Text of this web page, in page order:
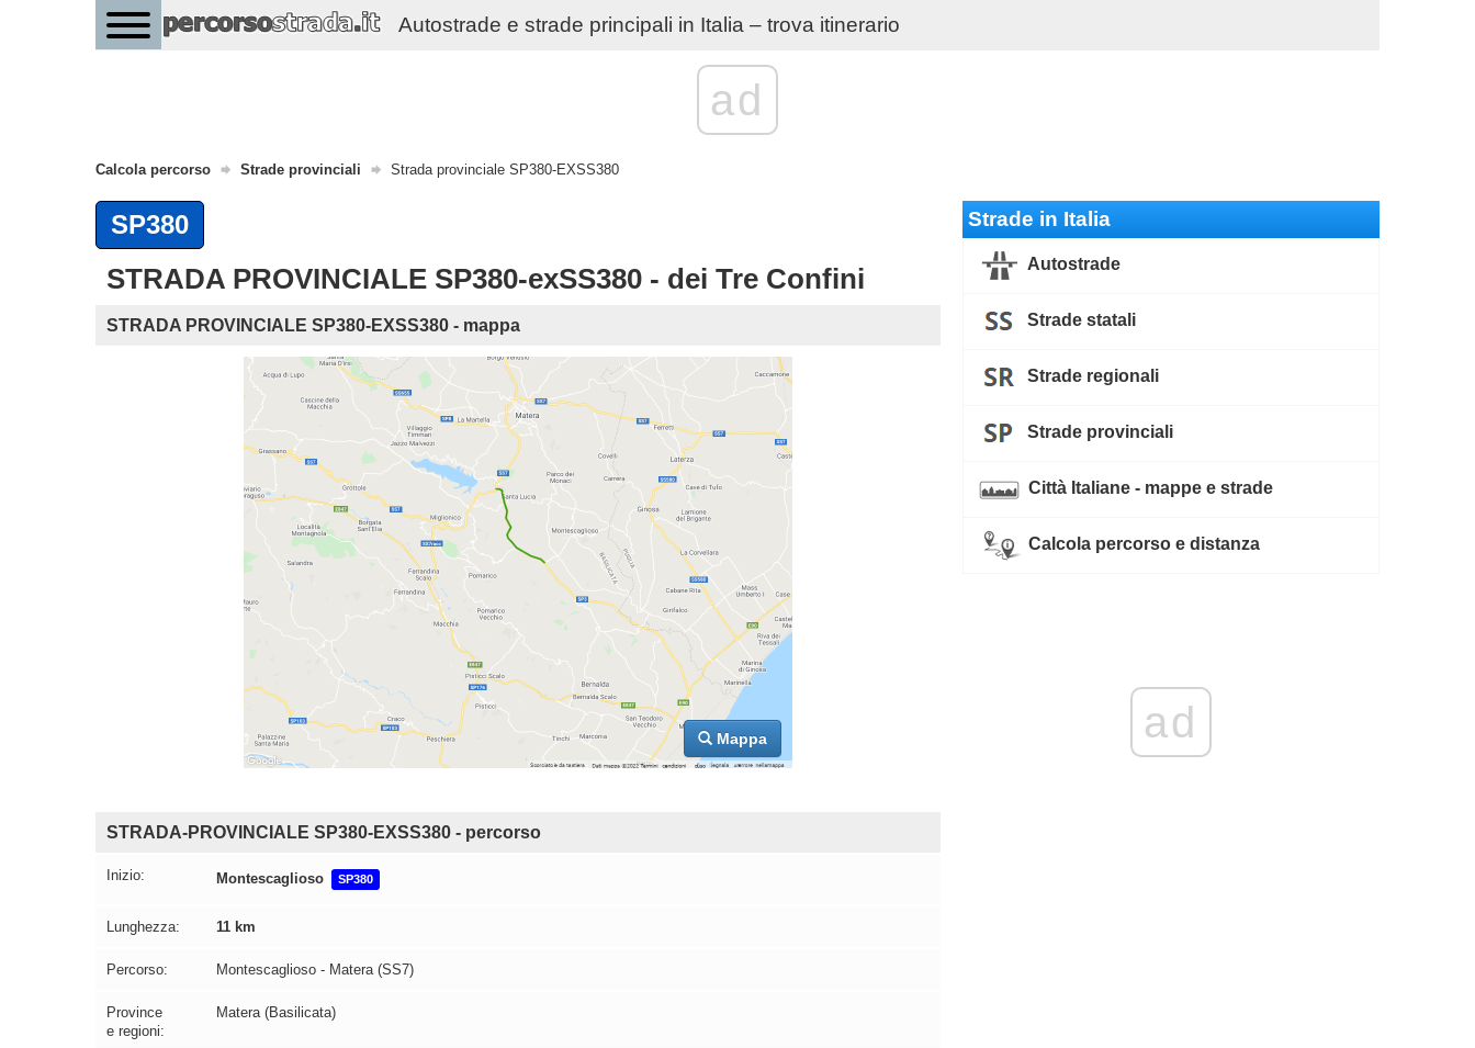
Autostrade e strade principali in Italia – trova itinerario
ad
Calcola percorso Strade provinciali Strada provinciale SP380-EXSS380
SP380
STRADA PROVINCIALE SP380-exSS380 - dei Tre Confini
STRADA PROVINCIALE SP380-EXSS380 - mappa
Mappa
STRADA-PROVINCIALE SP380-EXSS380 - percorso
Inizio: Montescaglioso SP380
Lunghezza: 11 km
Percorso: Montescaglioso - Matera (SS7)
Province
e regioni:
Matera (Basilicata)
Strade in Italia
Autostrade
Strade statali
Strade regionali
Strade provinciali
Città Italiane - mappe e strade
Calcola percorso e distanza
ad